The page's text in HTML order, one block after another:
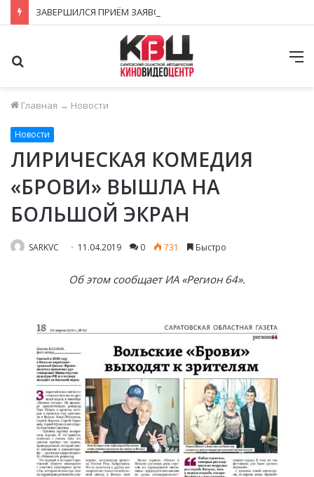
Главная → Новости
Новости
ЛИРИЧЕСКАЯ КОМЕДИЯ
«БРОВИ» ВЫШЛА НА
БОЛЬШОЙ ЭКРАН
SARKVC 11.04.2019 0 731 Быстро
Об этом сообщает ИА «Регион 64».